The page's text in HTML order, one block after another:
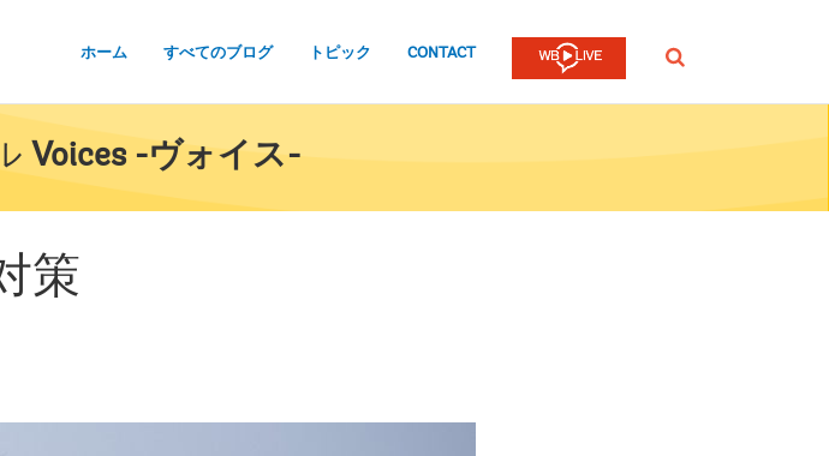
ホーム すべてのブログ トピック CONTACT
検
Voices -ヴォイス-
策